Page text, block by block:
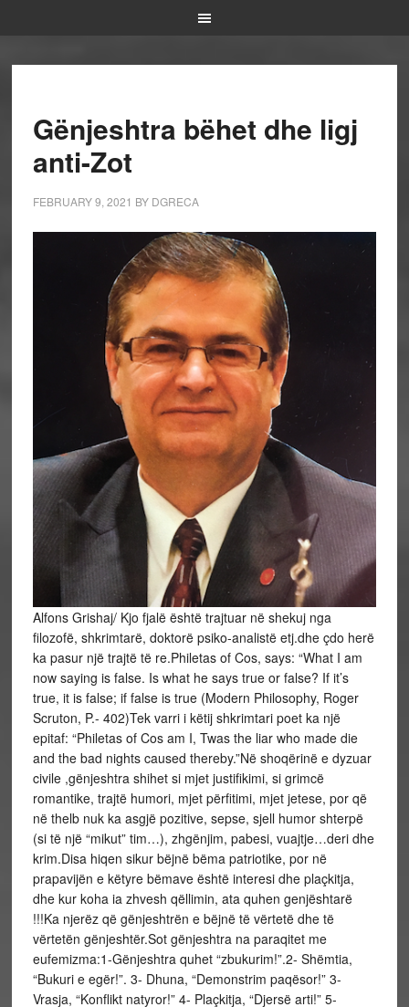
Gënjeshtra bëhet dhe ligj
anti-Zot
FEBRUARY 9, 2021 BY DGRECA
Alfons Grishaj/ Kjo fjalë është trajtuar në shekuj nga filozofë, shkrimtarë, doktorë psiko-analistë etj.dhe çdo herë ka pasur një trajtë të re.Philetas of Cos, says: “What I am now saying is false. Is what he says true or false? If it’s true, it is false; if false is true (Modern Philosophy, Roger Scruton, P.- 402)Tek varri i këtij shkrimtari poet ka një epitaf: “Philetas of Cos am I, Twas the liar who made die and the bad nights caused thereby.”Në shoqërinë e dyzuar civile ,gënjeshtra shihet si mjet justifikimi, si grimcë romantike, trajtë humori, mjet përfitimi, mjet jetese, por që në thelb nuk ka asgjë pozitive, sepse, sjell humor shterpë (si të një “mikut” tim…), zhgënjim, pabesi, vuajtje…deri dhe krim.Disa hiqen sikur bëjnë bëma patriotike, por në prapavijën e këtyre bëmave është interesi dhe plaçkitja, dhe kur koha ia zhvesh qëllimin, ata quhen genjështarë !!!Ka njerëz që gënjeshtrën e bëjnë të vërtetë dhe të vërtetën gënjeshtër.Sot gënjeshtra na paraqitet me eufemizma:1-Gënjeshtra quhet “zbukurim!”.2- Shëmtia, “Bukuri e egër!”. 3- Dhuna, “Demonstrim paqësor!” 3- Vrasja, “Konflikt natyror!” 4- Plaçkitja, “Djersë arti!” 5-Polici,“Gjeneral!” 6-Nevojtorja, “Shkarkim poetik!” 7- Shkrepsja, “Televizor me ngjyra!” 8-Kastraveci, “Shkop magjik!” 9-Bukuria, “Aksident natyre!” 10- Grindaveci, “Llafolog modern!” 10- Shkarravina, “Posmodernizëm!”. 11- Nallbani, “ Qëndistar!”. 12- Çobani i dhive, “Kritik letrar”.13- Mashtruesi ordiner , “Vizionar!”.14- Gomari, “ Kalë i rracës arabe!” etj…etj )Do të sjell tre ilustrime të thjeshta për të definuar kur gënjeshtra bëhet krim, kur e vërteta quhet gënjeshtër, dhe kur ajo bëhet ligj:1-Kur pushtetari e kthen gënjeshtrën në pabesi dhe krim: Në fëmijërinë time pata lexuar një libër të vogël që quhej “Simboli Al”. Mendohej që njeriu i parë që zbuloi metalin e butë të aluminit jetoi në kohën e perandorisë romake. Zbuluesi zanatçi bëri një kupë prej alumini e luçidoi dhe ia dërgoi dhuratë perandorit të Romës. Kur Perandori e pa, u mahnit, metal i lehtë, i bukur, i paparë më parë. I premtoi zbuluesit që do ta mbante afër dhe të punonte nën mbikqyrjen e tij, por e gënjeu. Ai, pasi e vrau, ia shkuli zemrën nga gjoksi, e mbushi kupën e lehtë dhe të shkëlqyer me të duke e groposur së bashku zbuluesin dhe misterin Al. Perandori mendonte që shpikësi i metalit do bëhej i famshëm dhe më i pasur se ai dhe mbase do i rrezikonte një ditë fronin, prandaj dhe e gënjeu mjeshtrin me fjalë të bukura deri sa i mori jetën, duke varrosur dhe shpikjen e tij.(a)- Një herë e një kohë, në spitalin e burgut Tiranë u njoha me një person me emrin Ali. Pas një informacioni të gënjeshtërt(nga një “mik”, anëtar partie), Aliu kish vrarë gruan në mënyrë mizore. Pas krimit ai u arrestua dhe u dërgua në psikiatri në pavionin 7 të burgut. Që nga dita e arrestimit, ai nuk fliste dhe nuk hante. Sillej si një skizofren katotonik. Të gjitha përpjekjet e mjekëve për ta bërë të fliste nuk patën dobi. As presionet dhe seancat e elektroshokut nuk ndikuan që ai të hapte gojën. Kishin kaluar rreth 35 ditë që nuk kishte futur gjë në gojë përveç ujit. Një natë çohet nga shtrati dhe afrohet pranë krevatit tim. Lëviza pak jastëkun e vendosa pas shpine duke u ngritur ndenjur:- Vlla çfarë nevoje ke ?- Un’ nuk i besoj asnjenit në kët spital përveç teje…se dhe ti je i heshtun si un, – filloi “vrasësi” dhe vazhdoi më tej, – un’ kam vra grun se m’tha nji shok partie qi gruja jeme ka shku me drejtorin. Nuk ia fali vetit, prandaj jam tue u fik ngadal. Por çka m’dhem ma tepër asht se kur isha tue e kput në kmes, ajo m’ tha: “Ali, po m’vret kot se kurr n’ jet nuk t’ kam trathtu, e Zoti e vraft at’ qi t’ka rrejt se dhe sot qi po m’ vret… prap të du!”. Aliu u ndal për disa sekonda… fshiu lotët prej syve dhe vazhdoi. – Ajo ka pasë dhimbje ka pas dhimbje të madhe…, para se me dekë … theu dhe nji dru sa dora jeme tue u kap për të. Nuk m’ hjeket prej syve kur isha tue e pre në kmes, prap ishte e bukur … O Zot…! Sa do t’ ket vuejt… e un prap jetoj?! Unë nuk e shikova me çudi, sepse jeta më kishte mësuar ta jetoja kohën dhe vendin si filozof! Isha i ftohtë si akulli i mëngjezit në acar. Por në atë kohë, kjo akullnajë që më pat rrethuar nuk më pengonte që të isha logjik dhe i pajisur me një fantazi pa limit. Qe koha e paradokseve, kur krimi shtetëror ishte në çdo qelizë të jetës. Me anë të autosugjestionit ia pata ndaluar vetes sentimentalizmat, duke çimentuar flegmatizmin tim.E parafytyrova këtë skenë sikur të isha i pranishëm.Dhe pse isha i ftohtë, më theri në shpirt duke parë vdekjen e dhimbshme të asaj nuseje të re si shtojzovalle, që sikur të ishte Alfred Hitchcok nuk do ishte në gjendje të ma sillte aq të gjallë figurën e saj sa ma solli nënqenia ime. U çova në këmbë duke i thënë:- Ali ke bërë një mëkat të madh! Nuk e di… nuk e di…por ti nuk je budallë … që me vra me thashetheme të rreme njeriun më të dashur? A mos vallë ky miku jot anëtar partie, e ka ngacmu gruan tënde për vete dhe ka pas frikë se po të tregon ty e prandaj të futi në këtë qorrsokak, sepse tek unë nuk ka pikë kuptimi tjetër…? – Jo more burr, se e kam shok! – U përgjigj ai. Nuk munda me e dëgju më, sepse m’u duk se ishte dhe viktimë e indoktrinimit. Në atë kohë po të dyshoje tek“shokët” e Partisë qe dhe krim, kur vetë Partia e Punës ishte nëna e krimit. -Shko të lutem tek shtrati e mundohu të mbledhësh veten, – iu drejtova, duke i lënë të kuptojë se biseda jonë kish kryer. Aliu m’i nguli sytë e lodhur, uli kokën duke çapluar tek shtrati i vet. Më vështroi dhe njëherë sikur do të hetonte çfarë mendoja dhe pa u shtrirë u mblodh kruspull, duke humbur në botën e pendimit, dyshimit… apo, mbase mendonte sedo ish mëmirë të ndëshkonte gënjeshtarin se gruan e tij…?! Nuk pata dëshirë ta zgjasja bisedën. Biles as të nesërmën, as ditën tjetër nuk i fola. Kisha dëgjuar e jetuar shumë ngjarje të vështira, por kjo më dukej krejt pa kuptim. Siç duket ajo qe biseda më e shkurtër e jetës, por që m’u ngulit thellë deri më sot, e të cilën vendosa ta ndaj me lexuesin.Pas dy ditësh, Aliu u çua në këmbë me hodhi një vështrim…(sikur do më thoshte lamtumirë…) dhe me ato pak fuqi që i kishin mbetur u gjuajt me kokë në qoshe të murit, duke dhënë shpirt!E dija se do të vdiste, por nuk e kisha menduar se ajo qe zgjidhja e tij më e shpejtë. Agronit, shokut tjetër të dhomës,me të përjetuar atë skenë me gjak,i ra të fikët. Ia mbylla sytë dhe u luta për të dhe të shoqen…, dy shpirtëra, viktimë e monstrës gënjeshtër. U luta që ta falnin njëri-tjetrin dhe të bashkoheshin në amshim! Kur erdhën policët dhe “doktorët” u shprehen pothujse njësoj: “ Një qen më pak!” Unë i korigjova:-Jo! Një shpirt më pak që i shpëtoi jetës së gënjeshtërt…! Qenjtë porsa erdhën!. Ato fjalë më kushtuan pak, por asnjëherë nuk u pendova. Tash unë jam i sigurt që çifti i sakrifikuar nga fabrikimi i gënjeshtarit (anëtarë partie) është nën kujdesin e Zotit, dhe gjithashtu besoj se gënjeshtari i truar do ta ketë kaluar një ferr mbi tokë dhe ende digjet në flakët e ferrit, sepse atje ku ka përfunduar, nuk ka parti që ta mbrojë!2-Kur Injoranti dhe shpirtligu e quan të vërtetën, gënjeshtër :Në vitin 1917, në Fatima të Portugalisë, Virgjëresha Mariu shfaqet tre fëmijëve:Lucia dos Santos, Francisco dos Santos dhe Jacinta Marto. Ajo uparaqitet e madhërishme e rrethuar me aureolë më brilante se vetë dielli. Virgjëresha Mari kish veshur një mantel të qëndisur anash me ar dhe mbi duart e mbledhura në gjoks i shndrisnin rruzaret. Ajo i kërkoi fëmijëve që ta donin Trininë e Shenjtë dhe të luteshin përditë me rruzare për të pushuar lufta dhe të kthehej paqja në botë.Kalvari i fëmijëve filloi në momentin që Jancinta i tregoi prindërve… Dhe pse besimtarët shkonin në Kishë dhe besonin në Jezu Krishtin, tregimin e fëmijëve e morën si gënjeshtër. I vetmi që i besoi fëmijët ishte Father Ferreira. Lucia u zgjodh nga Zoja e Bekuar si përçuesja e porosive . Shenjtorja Mari i kërkoi Lucias që të mësonte për të lexuar dhe shkruar për të kuptuar misionin e shenjtë që ajo do të përçonte. Megjithatë shumë njerëz përfshirë dhe Ipeshkvin , Kryetarine Bashkisë…, i quanin fëmijët gënjeshtarë. Lucia nuk dorëzohej : “ Zonja që kemi parë është e vërtetë! ”Duke parë mosbesimin e njerëzve , Lucia i kërkoi Nënës së Krishtit të bënte një mrekulli sepse njerëzit nuk i besonin dhe i quanin gënjeshtarë. St.Mari u premtoi fëmijëve një mrekulli. Lucia u tregoi “besimtarëve” dhe jobesimtarëve që Engjëlli që fliste me ta do të bënte një mrekulli.Me 13 Tetor 1917, u mblodhën në Fatima mbi 70 000 mijë vetë. I pranishëm ishte dhe Kryetari i Bashkisë(që ishte dhe mosbesuesi më i madh i fëmijëve) së bashku me Ipeshkvin, i cili i“torturoi” fëmijët me pyetje dyshimi. Sepse ai mendonte sesi ishte e mundur që Zoja nuk i qe shfaqur atij, njeriut të devotshëm të Kishës, por i ishte shfaqur fëmijëve?! Me 13 Tetor “dilema” mori fund. Atë ditë ishin mbledhur gazetarë, fotografë, reporterë. Mrekullia ndodhi…, dielli lëvizi në pozicione të ndryshme ku dukej sikur do e përpinte tokën. Disa u lebetitën, disa u gjunjëzuan duke u lutur, disa ia dhanë vrapit! Pra, u desh të ndodhte “Mrekullia e Diellit” që njerëzia të besonin fëmijët, që deri atë ditë vuanin mbi supet e tyre epitetin “gënjeshtarë”, dhe nga të “tillë”, u kurorëzuan me lule!Kur ishim të vegjël, prindërit na mësonin se gënjeshtra është e shëmtuar… se i kishte këmbët e shkurtëra. Ndërsa mësues dhe mësuese ndëshkonin duart e fëmijëve me shkop, kur fëmijët nuk justifikonin të thënat sipas logjikës të rriturit,apo kur tek “zojusha” apo “zoti”, tingëllonte gënjeshtër, si në rastin e ngjarjes në Fatima. Me këtë lloj ndëshkimi primitiv, mësuesit përpiqeshinta ndalonin me dhunë fenomenin që dëmtonte në rritje e sipër formimin psikomotor të fëmijës, (sepse ata nuk e kuptuan kurrë se dhuna është gënjeshtra e paqes), kur në të shumtën e rasteve ndodh e kundërta: fëmijët që ballafaqohen me dhunën fitojnë instiktivisht refleksin negativ të dhunës.3-Kur politikani e bën gënjeshtrën ligj anti-ZotPara se të zgjidhej President, Joe Biden, e quante firmos